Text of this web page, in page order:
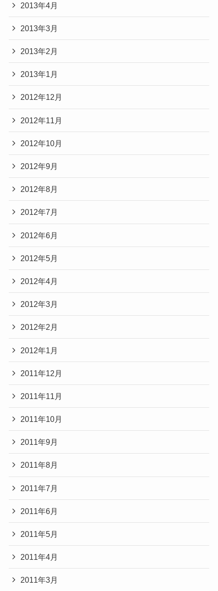
2013年4月
2013年3月
2013年2月
2013年1月
2012年12月
2012年11月
2012年10月
2012年9月
2012年8月
2012年7月
2012年6月
2012年5月
2012年4月
2012年3月
2012年2月
2012年1月
2011年12月
2011年11月
2011年10月
2011年9月
2011年8月
2011年7月
2011年6月
2011年5月
2011年4月
2011年3月